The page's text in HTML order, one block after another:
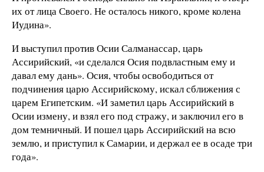
их от лица Своего. Не осталось никого, кроме колена
Иудина».
И выступил против Осии Салманассар, царь
Ассирийский, «и сделался Осия подвластным ему и
давал ему дань». Осия, чтобы освободиться от
подчинения царю Ассирийскому, искал сближения с
царем Египетским. «И заметил царь Ассирийский в
Осии измену, и взял его под стражу, и заключил его в
дом темничный. И пошел царь Ассирийский на всю
землю, и приступил к Самарии, и держал ее в осаде три
года».